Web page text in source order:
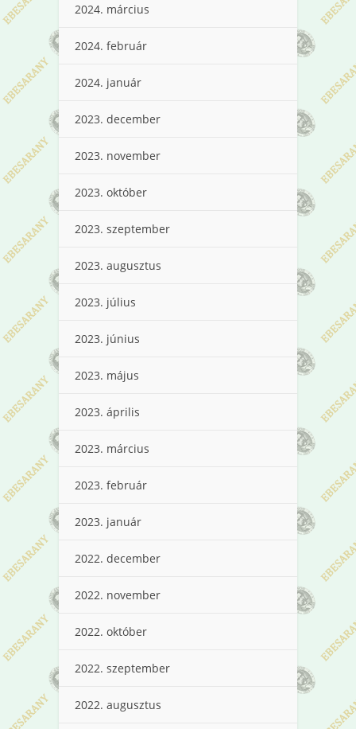
2024. március
2024. február
2024. január
2023. december
2023. november
2023. október
2023. szeptember
2023. augusztus
2023. július
2023. június
2023. május
2023. április
2023. március
2023. február
2023. január
2022. december
2022. november
2022. október
2022. szeptember
2022. augusztus